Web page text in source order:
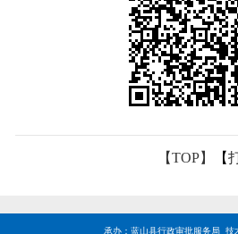
【TOP】 【
承办：蓝山县行政审批服务局 技